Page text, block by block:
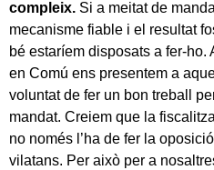
compleix. Si a meitat de
mecanisme fiable i el resultat
bé estaríem disposats a fer-ho.
en Comú ens presentem a
voluntat de fer un bon treball
mandat. Creiem que la
no només l’ha de fer la
vilatans. Per això per a